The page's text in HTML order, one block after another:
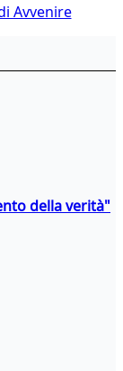
Avvenire
della verità"